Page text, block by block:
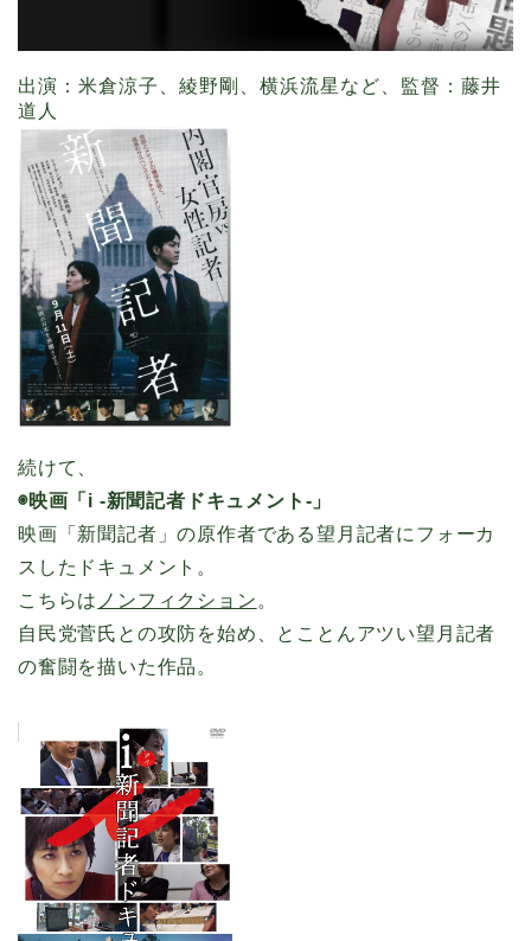
出演：米倉涼子、綾野剛、横浜流星など、監督：藤井
道人
続けて、
◉映画「i -新聞記者ドキュメント-」
映画「新聞記者」の原作者である望月記者にフォーカ
スしたドキュメント。
こちらは ノンフィクション 。
自民党菅氏との攻防を始め、とことんアツい望月記者
の奮闘を描いた作品。